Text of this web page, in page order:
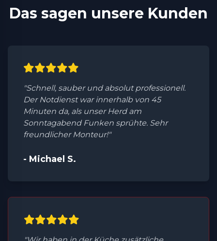
Das sagen unsere Kunden
"Schnell, sauber und absolut professionell.
Der Notdienst war innerhalb von 45
Minuten da, als unser Herd am
Sonntagabend Funken sprühte. Sehr
freundlicher Monteur!"
- Michael S.